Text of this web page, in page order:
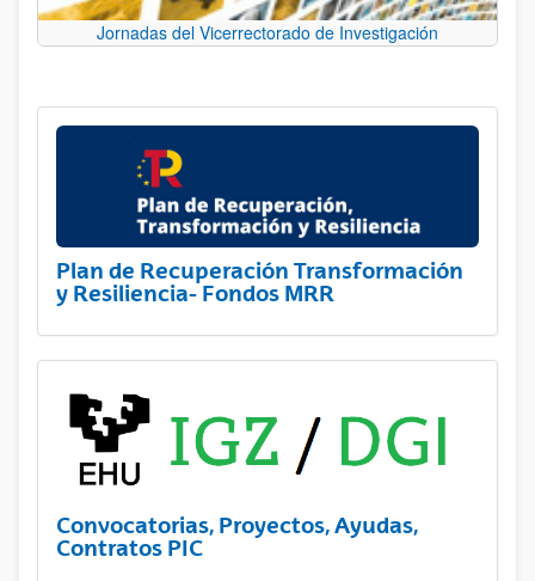
Jornadas del Vicerrectorado de Investigación
Plan de Recuperación Transformación
y Resiliencia- Fondos MRR
Convocatorias, Proyectos, Ayudas,
Contratos PIC